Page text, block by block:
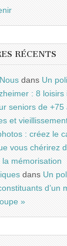
RÉCENTS
dans Un
: 8
seniors de +75
et
: créez le
vous chérirez
mémorisation
dans Un
d’un
»